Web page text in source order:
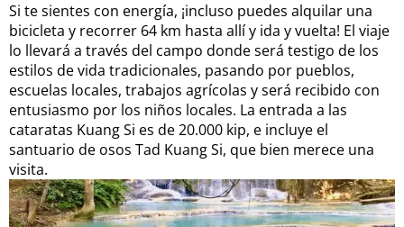
Si te sientes con energía, ¡incluso puedes alquilar una
bicicleta y recorrer 64 km hasta allí y ida y vuelta! El viaje
lo llevará a través del campo donde será testigo de los
estilos de vida tradicionales, pasando por pueblos,
escuelas locales, trabajos agrícolas y será recibido con
entusiasmo por los niños locales. La entrada a las
cataratas Kuang Si es de 20.000 kip, e incluye el
santuario de osos Tad Kuang Si, que bien merece una
visita.